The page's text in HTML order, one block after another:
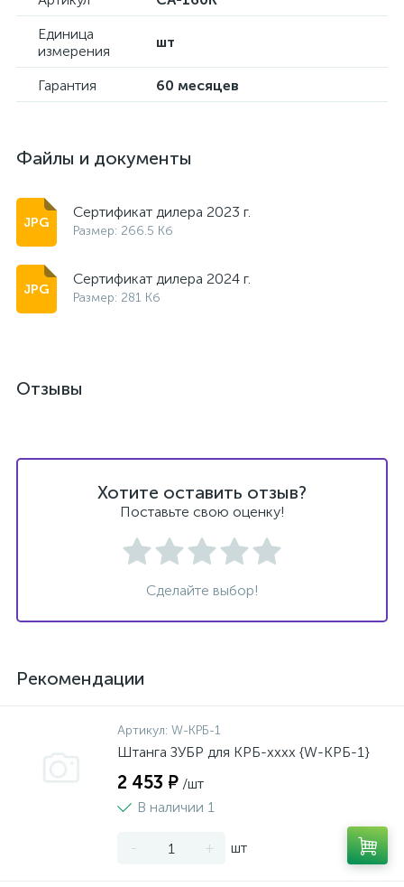
Единица
измерения
шт
Гарантия 60 месяцев
Файлы и документы
Сертификат дилера 2023 г.
Размер: 266.5 Кб
Сертификат дилера 2024 г.
Размер: 281 Кб
Отзывы
Хотите оставить отзыв?
Поставьте свою оценку!
Сделайте выбор!
Рекомендации
Артикул: W-КРБ-1
Штанга ЗУБР для КРБ-хххх {W-КРБ-1}
2 453 ₽ /шт
В наличии 1
- + шт